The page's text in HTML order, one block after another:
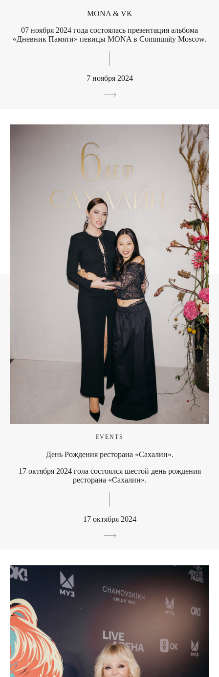
MONA & VK
07 ноября 2024 года состоялась презентация альбома
«Дневник Памяти» певицы MONA в Community Moscow.
7 ноября 2024
EVENTS
День Рождения ресторана «Сахалин».
17 октября 2024 гола состоялся шестой день рождения
ресторана «Сахалин».
17 октября 2024